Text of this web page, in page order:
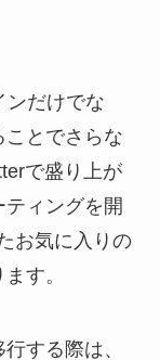
ンだけでな
ことでさらな
で盛り上が
ィングを開
お気に入りの
す。
する際は、